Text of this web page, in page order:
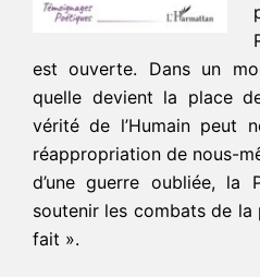
est ouverte. Dans un
quelle devient la place
vérité de l’Humain peut
réappropriation de nous-
d’une guerre oubliée, la
soutenir les combats de la
fait ».